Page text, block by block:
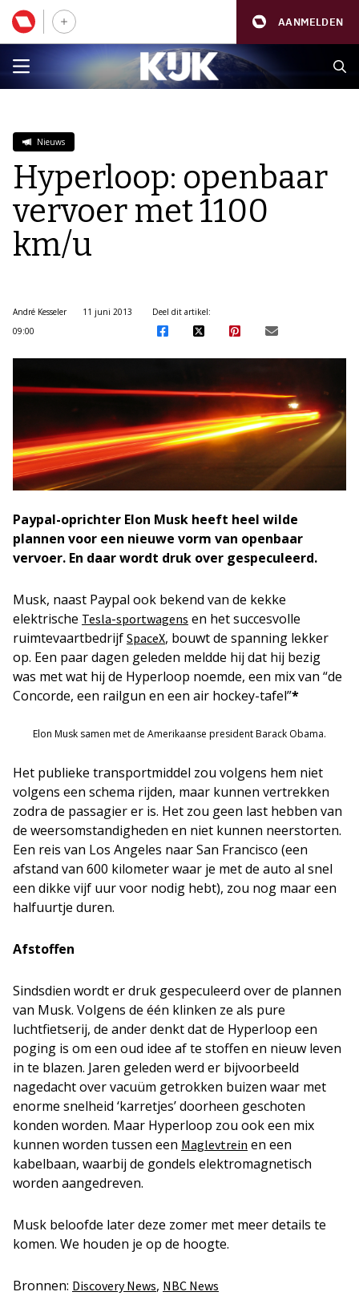
AANMELDEN
Nieuws
Hyperloop: openbaar
vervoer met 1100
km/u
André Kesseler
11 juni 2013
09:00
Deel dit artikel:
Paypal-oprichter Elon Musk heeft heel wilde
plannen voor een nieuwe vorm van openbaar
vervoer. En daar wordt druk over gespeculeerd.
Musk, naast Paypal ook bekend van de kekke
elektrische Tesla-sportwagens en het succesvolle
ruimtevaartbedrijf SpaceX, bouwt de spanning lekker
op. Een paar dagen geleden meldde hij dat hij bezig
was met wat hij de Hyperloop noemde, een mix van “de
Concorde, een railgun en een air hockey-tafel”*
Elon Musk samen met de Amerikaanse president Barack Obama.
Het publieke transportmiddel zou volgens hem niet
volgens een schema rijden, maar kunnen vertrekken
zodra de passagier er is. Het zou geen last hebben van
de weersomstandigheden en niet kunnen neerstorten.
Een reis van Los Angeles naar San Francisco (een
afstand van 600 kilometer waar je met de auto al snel
een dikke vijf uur voor nodig hebt), zou nog maar een
halfuurtje duren.
Afstoffen
Sindsdien wordt er druk gespeculeerd over de plannen
van Musk. Volgens de één klinken ze als pure
luchtfietserij, de ander denkt dat de Hyperloop een
poging is om een oud idee af te stoffen en nieuw leven
in te blazen. Jaren geleden werd er bijvoorbeeld
nagedacht over vacuüm getrokken buizen waar met
enorme snelheid ‘karretjes’ doorheen geschoten
konden worden. Maar Hyperloop zou ook een mix
kunnen worden tussen een Maglevtrein en een
kabelbaan, waarbij de gondels elektromagnetisch
worden aangedreven.
Musk beloofde later deze zomer met meer details te
komen. We houden je op de hoogte.
Bronnen: Discovery News, NBC News